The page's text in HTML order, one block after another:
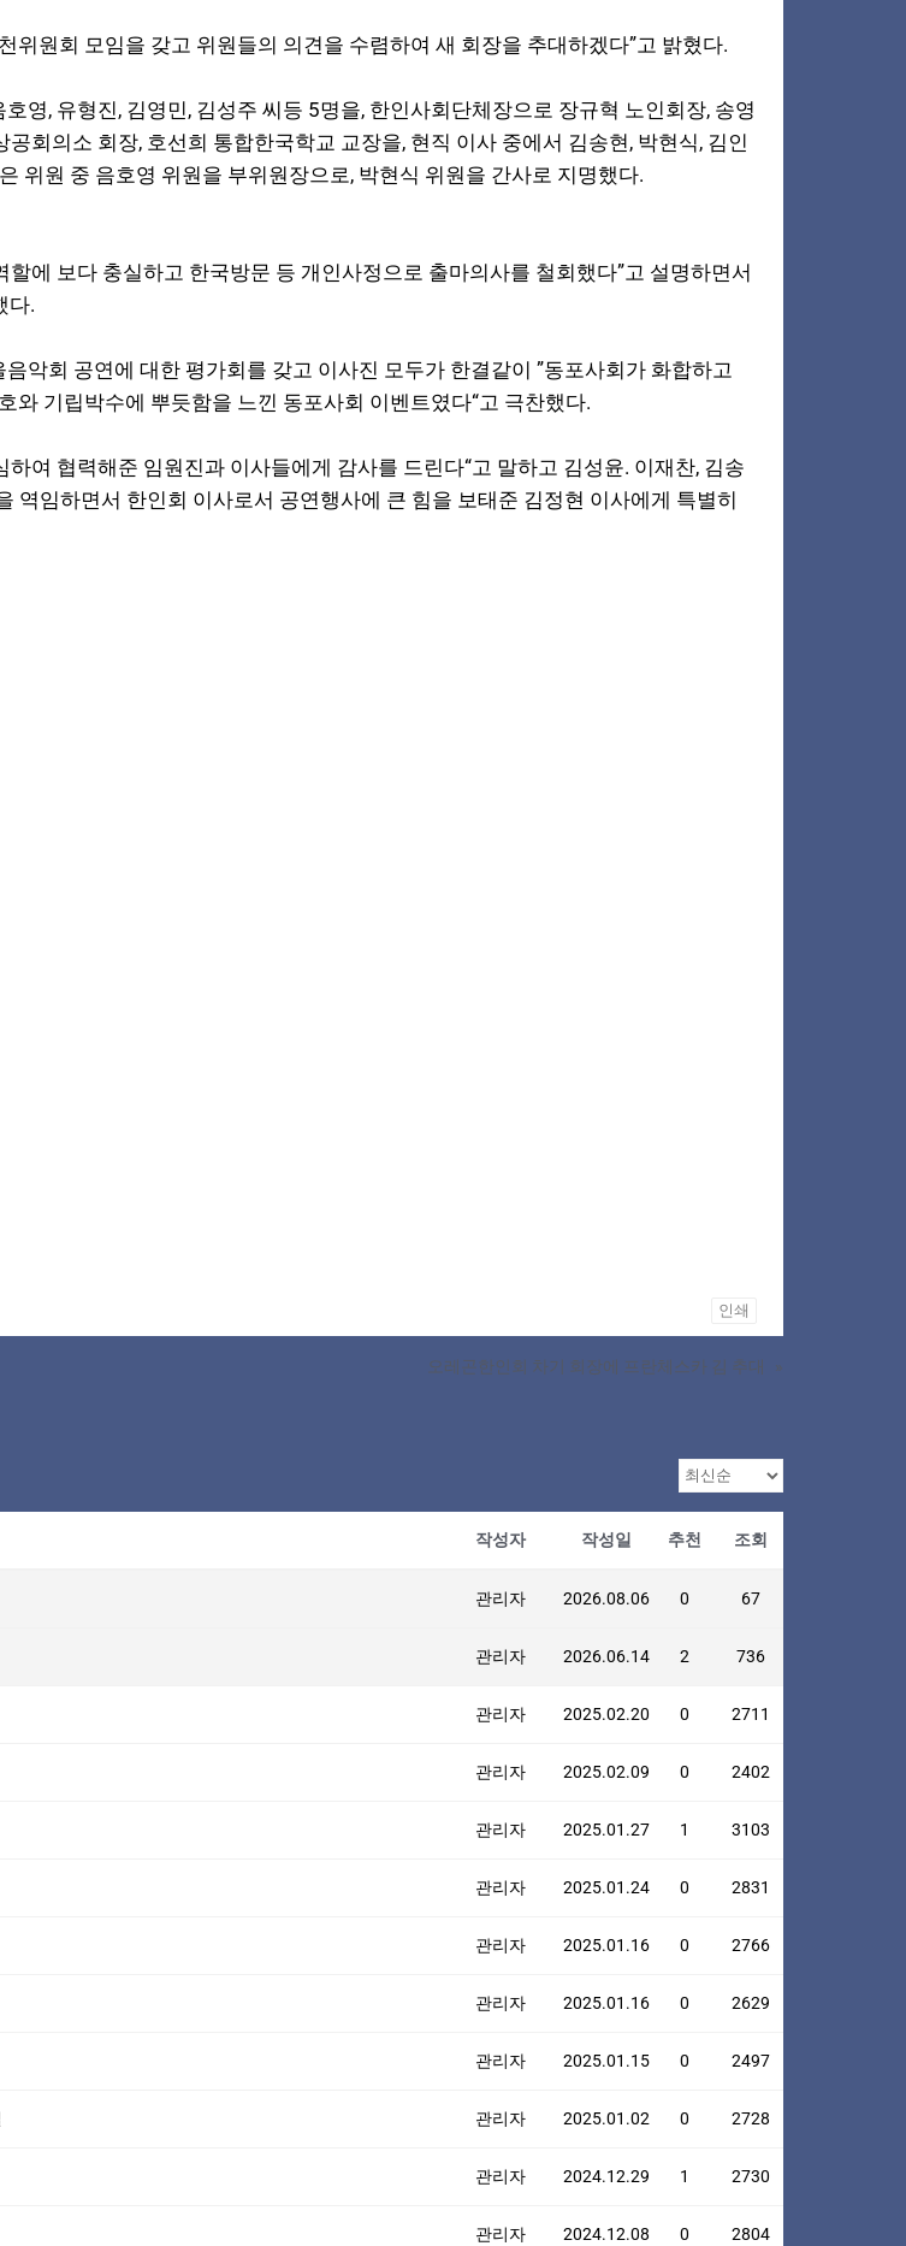
원회 모임을 갖고 위원들의 의견을 수렴하여 새 회장을 추대하겠다”고 밝혔다.
영, 유형진, 김영민, 김성주 씨등 5명을, 한인사회단체장으로 장규혁 노인회장, 송영
회의소 회장, 호선희 통합한국학교 교장을, 현직 이사 중에서 김송현, 박현식, 김인
위원 중 음호영 위원을 부위원장으로, 박현식 위원을 간사로 지명했다.
에 보다 충실하고 한국방문 등 개인사정으로 출마의사를 철회했다”고 설명하면서
다.
악회 공연에 대한 평가회를 갖고 이사진 모두가 한결같이 ”동포사회가 화합하고
와 기립박수에 뿌듯함을 느낀 동포사회 이벤트였다“고 극찬했다.
여 협력해준 임원진과 이사들에게 감사를 드린다“고 말하고 김성윤. 이재찬, 김송
역임하면서 한인회 이사로서 공연행사에 큰 힘을 보태준 김정현 이사에게 특별히
인쇄
오레곤한인회 차기 회장에 프란체스카 김 추대 »
작성자 작성일 추천 조회
관리자 2026.08.06 0 67
관리자 2026.06.14 2 736
관리자 2025.02.20 0 2711
관리자 2025.02.09 0 2402
관리자 2025.01.27 1 3103
관리자 2025.01.24 0 2831
관리자 2025.01.16 0 2766
관리자 2025.01.16 0 2629
관리자 2025.01.15 0 2497
관리자 2025.01.02 0 2728
관리자 2024.12.29 1 2730
관리자 2024.12.08 0 2804